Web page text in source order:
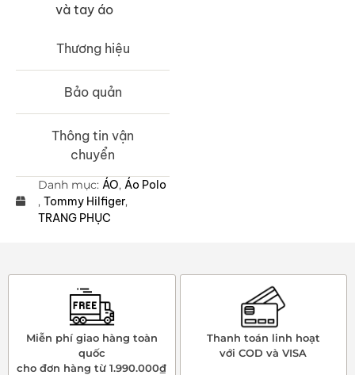
Thương hiệu
Bảo quản
Thông tin vận
chuyển
và tay áo
Danh mục: ÁO, Áo Polo
, Tommy Hilfiger,
TRANG PHỤC
Miễn phí giao hàng toàn
quốc
cho đơn hàng từ 1.990.000₫
Thanh toán linh hoạt
với COD và VISA